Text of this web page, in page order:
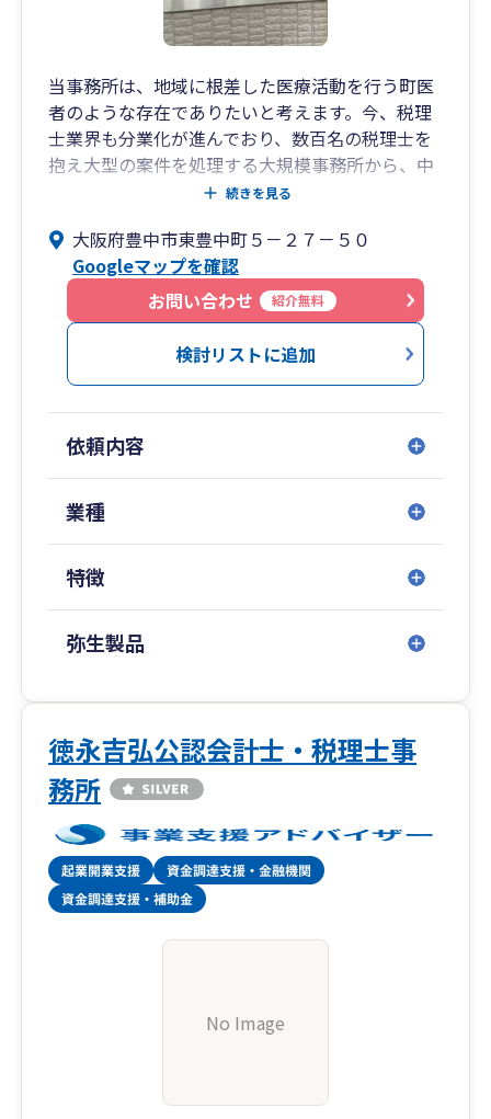
当事務所は、地域に根差した医療活動を行う町医
者のような存在でありたいと考えます。今、税理
士業界も分業化が進んでおり、数百名の税理士を
抱え大型の案件を処理する大規模事務所から、中
小企業・個人事業主を扱う事務所まで様々です。
した関西エリア密着型の税理士を目指します。ま
た、税務についてはもちろん、経営者の方のさま
ざまな悩みにもお力になりたいと考えております
のでお気軽にご相談ください。 スタッフ一同、お
待ちしております。
続きを見る
大阪府豊中市東豊中町５－２７－５０
Googleマップを確認
お問い合わせ
紹介無料
検討リストに追加
依頼内容
業種
特徴
弥生製品
徳永吉弘公認会計士・税理士事
務所
No Image